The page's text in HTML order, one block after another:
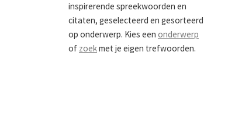
inspirerende spreekwoorden en
citaten, geselecteerd en gesorteerd
op onderwerp. Kies een onderwerp
of zoekmet je eigen trefwoorden.